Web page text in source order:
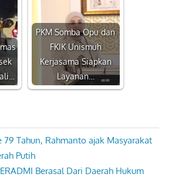
PKM Somba Opu dan
FKIK Unismuh
Kerjasama Siapkan
Layanan…
79 Tahun, Rahmanto ajak Masyarakat
Putih
Berasal Dari Daerah Hukum